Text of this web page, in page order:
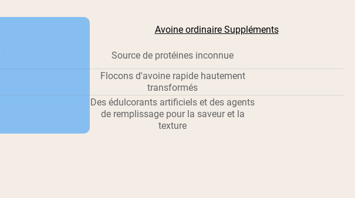
Avoine ordinaire Suppléments
Source de protéines inconnue
Flocons d'avoine rapide hautement
transformés
Des édulcorants artificiels et des agents
de remplissage pour la saveur et la
texture